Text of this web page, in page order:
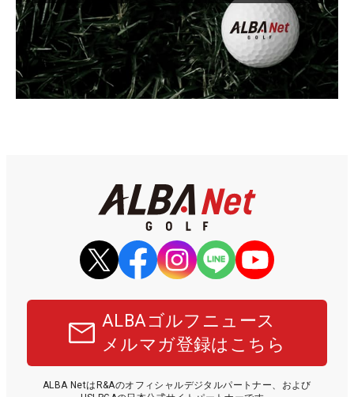
ALBAゴルフニュース
メルマガ登録はこちら
ALBA NetはR&Aのオフィシャルデジタルパートナー、および